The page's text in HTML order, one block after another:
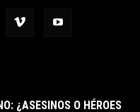
¿ASESINOS O HÉROES